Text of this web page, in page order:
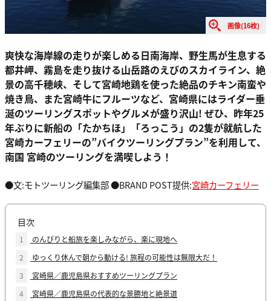
画像(16枚)
爽快な海岸線の走りが楽しめる日南海岸、野生馬が生息する
都井岬、霧島を走り抜ける山岳路のえびのスカイライン、絶
景の高千穂峡、そして宮崎地鶏を使った絶品のチキン南蛮や
焼き鳥、また宮崎牛にフルーツなど、宮崎県にはライダー垂
涎のツーリングスポットやグルメが盛り沢山! ぜひ、昨年25
年ぶりに新船の「たかちほ」「ろっこう」の2隻が就航した
宮崎カーフェリーの”バイクツーリングプラン”を利用して、
南国 宮崎のツーリングを満喫しよう！
●文:モトツーリング編集部 ●BRAND POST提供:宮崎カーフェリー
目次
1
のんびりと船旅を楽しみながら、楽に現地へ
2
ゆっくり休んで朝から動ける! 旅程の可能性は無限大だ！
3
宮崎県／鹿児島県おすすめツーリングプラン
4
宮崎県／鹿児島県の代表的な景勝地と絶景道